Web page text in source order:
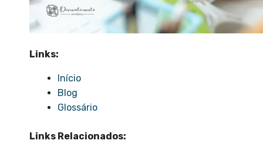
Links:
Início
Blog
Glossário
Links Relacionados: